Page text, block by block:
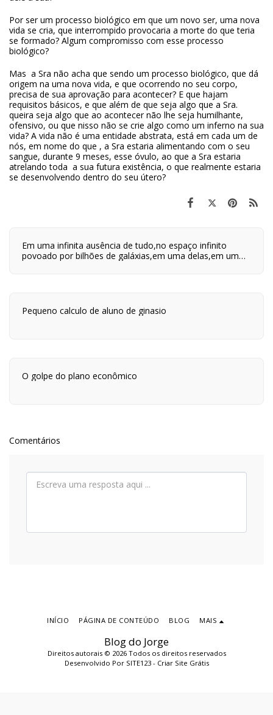
Por ser um processo biológico em que um novo ser, uma nova
vida se cria, que interrompido provocaria a morte do que teria
se formado? Algum compromisso com esse processo
biológico?
Mas a Sra não acha que sendo um processo biológico, que dá
origem na uma nova vida, e que ocorrendo no seu corpo,
precisa de sua aprovação para acontecer? E que hajam
requisitos básicos, e que além de que seja algo que a Sra.
queira seja algo que ao acontecer não lhe seja humilhante,
ofensivo, ou que nisso não se crie algo como um inferno na sua
vida? A vida não é uma entidade abstrata, está em cada um de
nós, em nome do que , a Sra estaria alimentando com o seu
sangue, durante 9 meses, esse óvulo, ao que a Sra estaria
atrelando toda a sua futura existência, o que realmente estaria
se desenvolvendo dentro do seu útero?
Em uma infinita ausência de tudo,no espaço infinito
povoado por bilhões de galáxias,em uma delas,em um
Pequeno calculo de aluno de ginasio
O golpe do plano econômico
Comentários
Blog do Jorge
Direitos autorais © 2026 Todos os direitos reservados
Desenvolvido Por SITE123- Criar Site Grátis
INÍCIO PÁGINA DE CONTEÚDO BLOG MAIS